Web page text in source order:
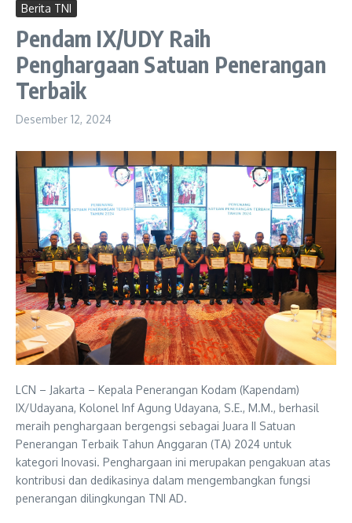
Berita TNI
Pendam IX/UDY Raih
Penghargaan Satuan Penerangan
Terbaik
Desember 12, 2024
LCN – Jakarta – Kepala Penerangan Kodam (Kapendam)
IX/Udayana, Kolonel Inf Agung Udayana, S.E., M.M., berhasil
meraih penghargaan bergengsi sebagai Juara II Satuan
Penerangan Terbaik Tahun Anggaran (TA) 2024 untuk
kategori Inovasi. Penghargaan ini merupakan pengakuan atas
kontribusi dan dedikasinya dalam mengembangkan fungsi
penerangan dilingkungan TNI AD.